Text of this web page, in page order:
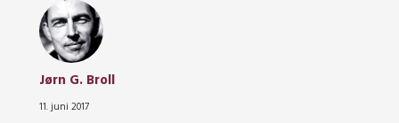
Jørn G. Broll
11. juni 2017